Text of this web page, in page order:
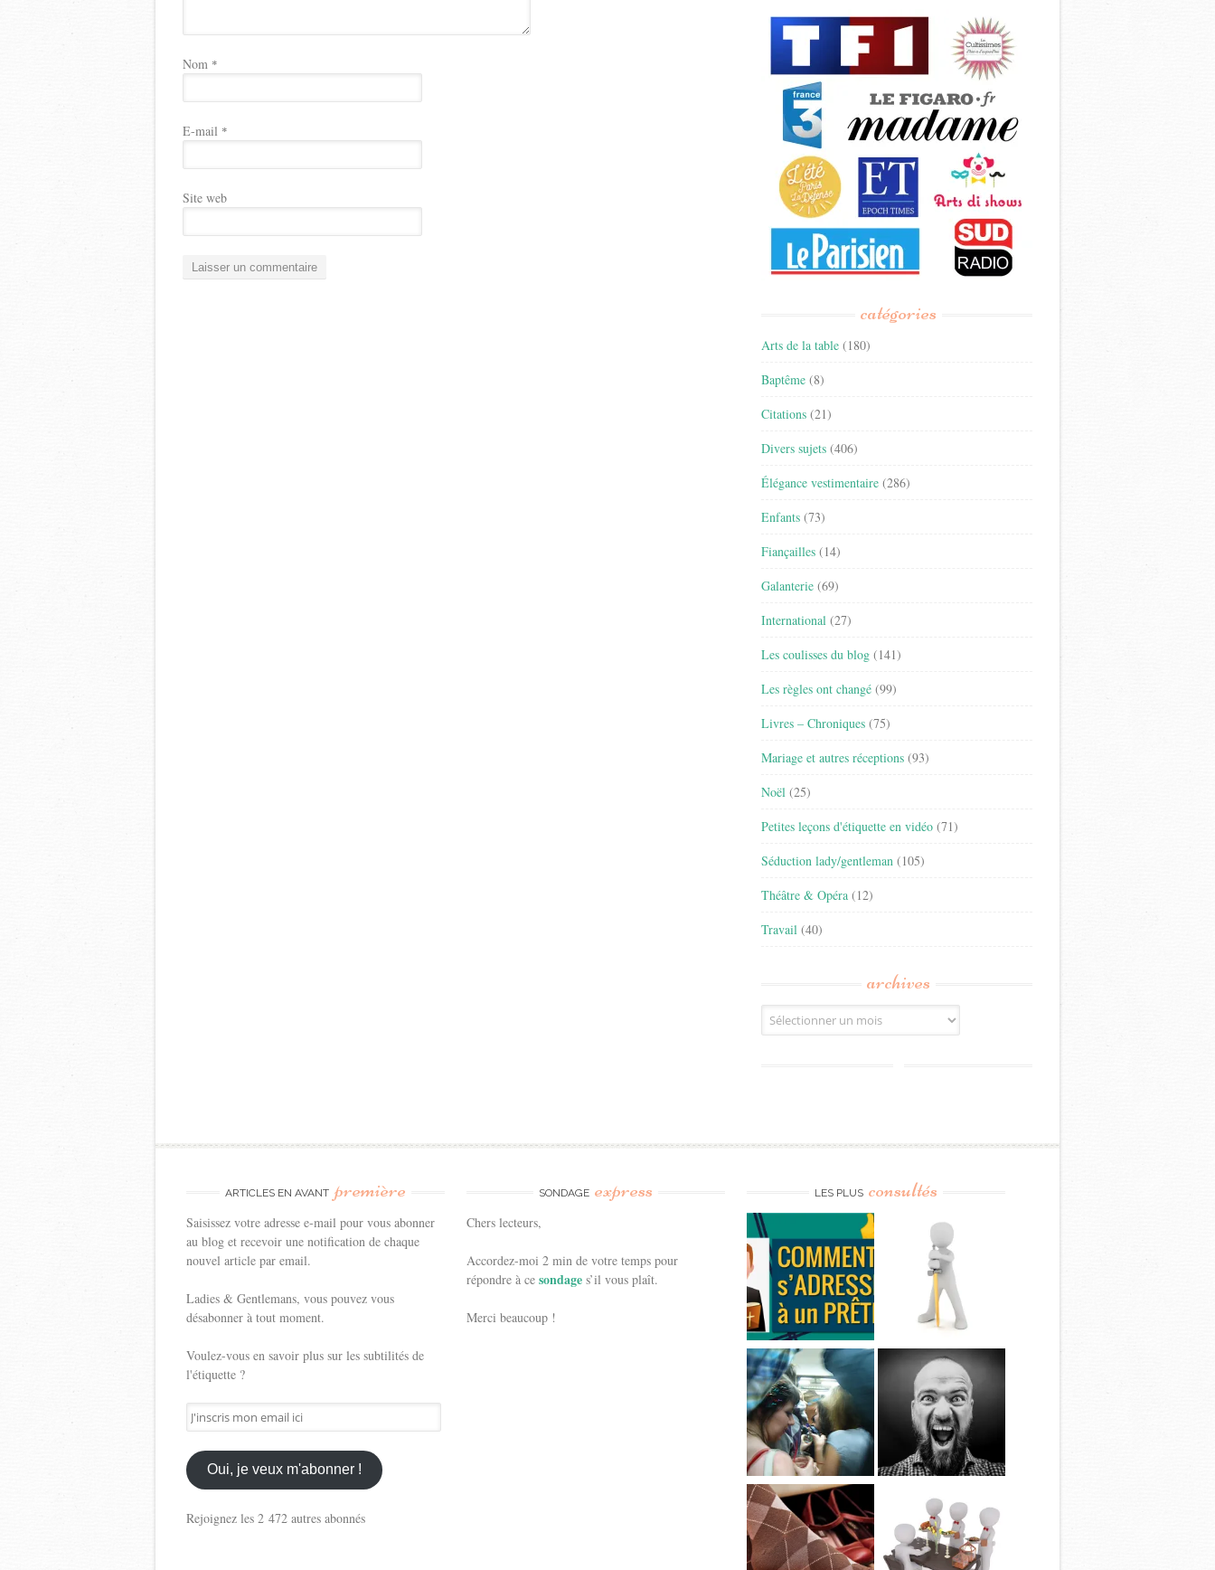
Nom *
E-mail *
Site web
catégories
Arts de la table (180)
Baptême (8)
Citations (21)
Divers sujets (406)
Élégance vestimentaire (286)
Enfants (73)
Fiançailles (14)
Galanterie (69)
International (27)
Les coulisses du blog (141)
Les règles ont changé (99)
Livres – Chroniques (75)
Mariage et autres réceptions (93)
Noël (25)
Petites leçons d'étiquette en vidéo (71)
Séduction lady/gentleman (105)
Théâtre & Opéra (12)
Travail (40)
archives
Archives
ARTICLES EN AVANT première
Saisissez votre adresse e-mail pour vous abonner
au blog et recevoir une notification de chaque
nouvel article par email.
Ladies & Gentlemans, vous pouvez vous
désabonner à tout moment.
Voulez-vous en savoir plus sur les subtilités de
l'étiquette ?
J'inscris
mon
email
ici
Oui, je veux m'abonner !
Rejoignez les 2 472 autres abonnés
SONDAGE express
Chers lecteurs,
Accordez-moi 2 min de votre temps pour
répondre à cesondages’il vous plaît.
Merci beaucoup !
LES PLUS consultés